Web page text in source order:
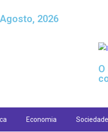
2026
Economia Sociedade